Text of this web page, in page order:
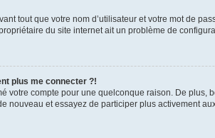
tout que votre nom d’utilisateur et votre mot de
du site internet ait un problème de
plus me connecter ?!
votre compte pour une quelconque raison. De
nouveau et essayez de participer plus activement